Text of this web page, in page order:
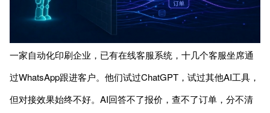
一家自动化印刷企业，已有在线客服系统，十几个客服坐席通
过WhatsApp跟进客户。他们试过ChatGPT，试过其他AI工具，
但对接效果始终不好。AI回答不了报价，查不了订单，分不清